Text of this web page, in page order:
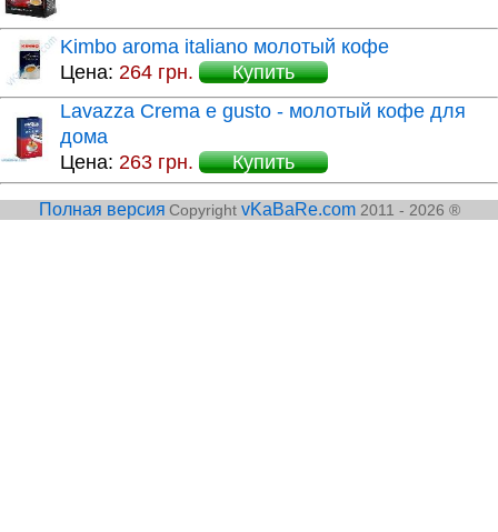
Kimbo aroma italiano молотый кофе
Цена: 264 грн. Купить
Lavazza Crema e gusto - молотый кофе для
дома
Цена: 263 грн. Купить
Полная версия Copyright vKaBaRe.com2011 - 2026 ®